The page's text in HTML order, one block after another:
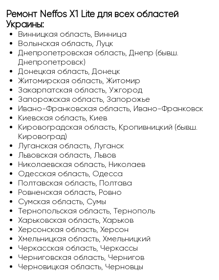
Ремонт Neffos X1 Lite для всех областей
Украины:
Винницкая область, Винница
Волынская область, Луцк
Днепропетровская область, Днепр (бывш.
Днепропетровск)
Донецкая область, Донецк
Житомирская область, Житомир
Закарпатская область, Ужгород
Запорожская область, Запорожье
Ивано-Франковская область, Ивано-Франковск
Киевская область, Киев
Кировоградская область, Кропивницкий (бывш.
Кировоград)
Луганская область, Луганск
Львовская область, Львов
Николаевская область, Николаев
Одесская область, Одесса
Полтавская область, Полтава
Ровненская область, Ровно
Сумская область, Сумы
Тернопольская область, Тернополь
Харьковская область, Харьков
Херсонская область, Херсон
Хмельницкая область, Хмельницкий
Черкасская область, Черкассы
Черниговская область, Чернигов
Черновицкая область, Черновцы